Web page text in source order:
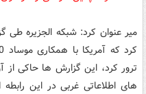
ترور کرد، این گزارش ها حاکی
های اطلاعاتی غربی در این رابطه